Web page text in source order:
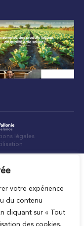
votre expérience
du contenu
cliquant sur « Tout
des cookies.
légales